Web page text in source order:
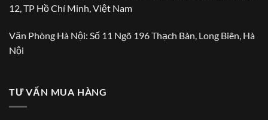
12, TP Hồ Chí Minh, Việt Nam
Văn Phòng Hà Nội: Số 11 Ngõ 196 Thạch Bàn, Long Biên, Hà
Nội
TƯ VẤN MUA HÀNG